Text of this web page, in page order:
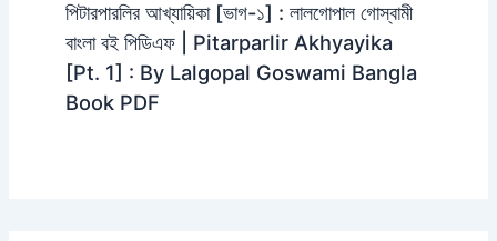
পিটারপারলির আখ্যায়িকা [ভাগ-১] : লালগোপাল গোস্বামী
বাংলা বই পিডিএফ | Pitarparlir Akhyayika
[Pt. 1] : By Lalgopal Goswami Bangla
Book PDF